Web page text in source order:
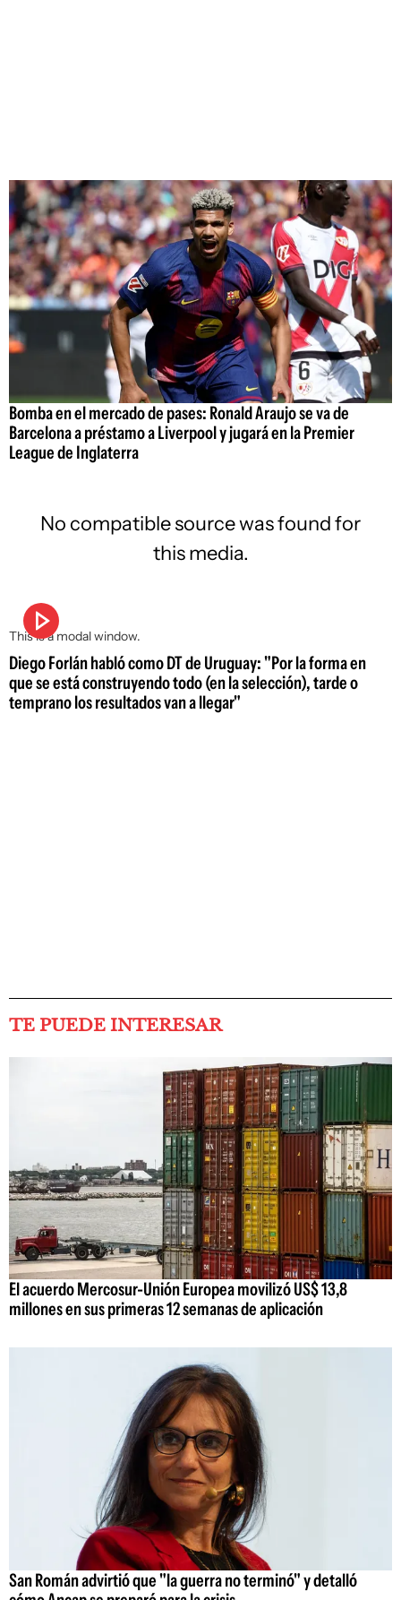
Bomba en el mercado de pases: Ronald Araujo se va de
Barcelona a préstamo a Liverpool y jugará en la Premier
League de Inglaterra
This is a modal window.
No compatible source was found for
this media.
Diego Forlán habló como DT de Uruguay: "Por la forma en
que se está construyendo todo (en la selección), tarde o
temprano los resultados van a llegar"
TE PUEDE INTERESAR
El acuerdo Mercosur-Unión Europea movilizó US$ 13,8
millones en sus primeras 12 semanas de aplicación
San Román advirtió que "la guerra no terminó" y detalló